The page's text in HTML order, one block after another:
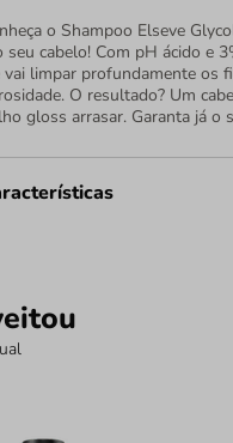
o Shampoo Elseve
seu cabelo! Com pH ácido e
vai limpar profundamente os
O resultado? Um
gloss arrasar. Garanta já o